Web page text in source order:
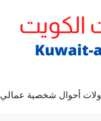
أحوال شخصية عمالي